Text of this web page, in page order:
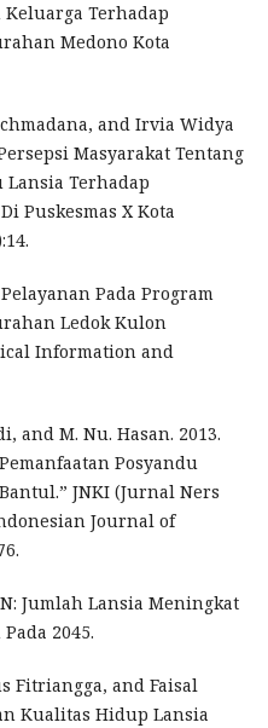
Terhadap
Medono Kota
and Irvia Widya
Masyarakat Tentang
Lansia Terhadap
Puskesmas X Kota
Pada Program
Ledok Kulon
Information and
and M. Nu. Hasan. 2013.
Posyandu
JNKI (Jurnal Ners
Journal of
Jumlah Lansia Meningkat
2045.
Fitriangga, and Faisal
Kualitas Hidup Lansia